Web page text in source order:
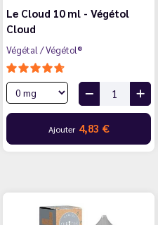
Le Cloud 10 ml - Végétol
Cloud
Végétal / Végétol®
Ajouter 4,83 €